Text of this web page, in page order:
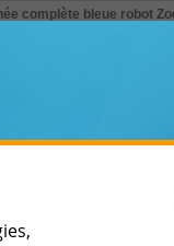
complète bleue robot
Soit